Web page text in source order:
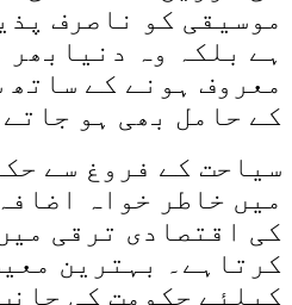
موسیقی کو ناصرف
ہے بلکہ وہ دنیابھر
معروف ہونے کے
کے حامل بھی ہو جاتے
سیاحت کے فروغ سے
میں خاطر خواہ
کی اقتصادی ترقی
کرتاہے۔ بہترین
کیلئے حکومت کی